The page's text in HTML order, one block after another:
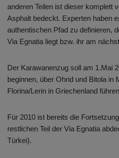
anderen Teilen ist dieser komplett
Asphalt bedeckt. Experten haben
authentischen Pfad zu definieren,
Via Egnatia liegt bzw. ihr am
Der Karawanenzug soll am 1.Mai
beginnen, über Ohrid und Bitola in
Florina/Lerin in Griechenland
Für 2010 ist bereits die
restlichen Teil der Via Egnatia
Türkei).